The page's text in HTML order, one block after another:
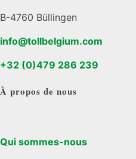
B-4760 Büllingen
info@tollbelgium.com
+32 (0)479 286 239
À propos de nous
Qui sommes-nous